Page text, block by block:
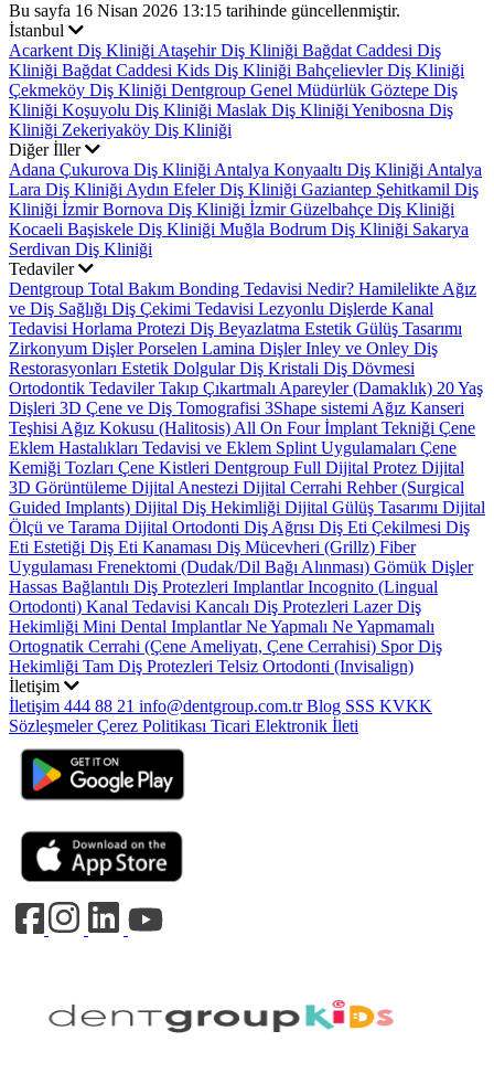
Bu sayfa 16 Nisan 2026 13:15 tarihinde güncellenmiştir.
İstanbul
Acarkent Diş Kliniği Ataşehir Diş Kliniği Bağdat Caddesi Diş
Kliniği Bağdat Caddesi Kids Diş Kliniği Bahçelievler Diş Kliniği
Çekmeköy Diş Kliniği Dentgroup Genel Müdürlük Göztepe Diş
Kliniği Koşuyolu Diş Kliniği Maslak Diş Kliniği Yenibosna Diş
Kliniği Zekeriyaköy Diş Kliniği
Diğer İller
Adana Çukurova Diş Kliniği Antalya Konyaaltı Diş Kliniği Antalya
Lara Diş Kliniği Aydın Efeler Diş Kliniği Gaziantep Şehitkamil Diş
Kliniği İzmir Bornova Diş Kliniği İzmir Güzelbahçe Diş Kliniği
Kocaeli Başiskele Diş Kliniği Muğla Bodrum Diş Kliniği Sakarya
Serdivan Diş Kliniği
Tedaviler
Dentgroup Total Bakım Bonding Tedavisi Nedir? Hamilelikte Ağız
ve Diş Sağlığı Diş Çekimi Tedavisi Lezyonlu Dişlerde Kanal
Tedavisi Horlama Protezi Diş Beyazlatma Estetik Gülüş Tasarımı
Zirkonyum DişlerPorselen Lamina DişlerInley ve Onley Diş
Restorasyonları Estetik DolgularDiş Kristali Diş Dövmesi
Ortodontik TedavilerTakıp Çıkartmalı Apareyler (Damaklık) 20 Yaş
Dişleri 3D Çene ve Diş Tomografisi 3Shape sistemi Ağız Kanseri
Teşhisi Ağız Kokusu (Halitosis) All On Four İmplant Tekniği Çene
Eklem Hastalıkları Tedavisi ve Eklem Splint Uygulamaları Çene
Kemiği Tozları Çene Kistleri Dentgroup Full Dijital Protez Dijital
3D Görüntüleme Dijital Anestezi Dijital Cerrahi Rehber (Surgical
Guided Implants) Dijital Diş Hekimliği Dijital Gülüş Tasarımı Dijital
Ölçü ve Tarama Dijital Ortodonti Diş Ağrısı Diş Eti Çekilmesi Diş
Eti Estetiği Diş Eti Kanaması Diş Mücevheri (Grillz) Fiber
Uygulaması Frenektomi (Dudak/Dil Bağı Alınması) Gömük Dişler
Hassas Bağlantılı Diş Protezleri ImplantlarIncognito (Lingual
Ortodonti) Kanal Tedavisi Kancalı Diş Protezleri Lazer Diş
Hekimliği Mini Dental ImplantlarNe Yapmalı Ne Yapmamalı
Ortognatik Cerrahi (Çene Ameliyatı, Çene Cerrahisi) Spor Diş
Hekimliği Tam Diş Protezleri Telsiz Ortodonti (Invisalign)
İletişim
İletişim 444 88 21 info@dentgroup.com.tr Blog SSS KVKK
SözleşmelerÇerez Politikası Ticari Elektronik İleti